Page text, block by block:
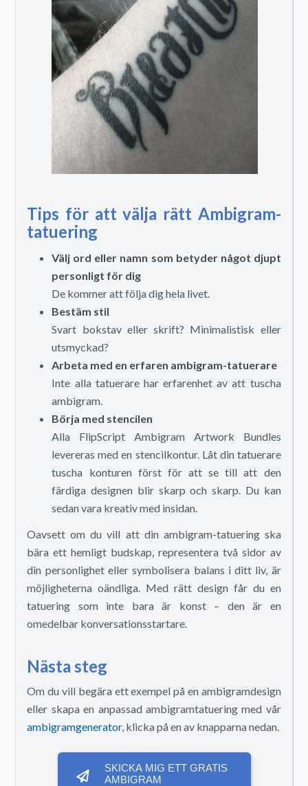
Tips för att välja rätt Ambigram-
tatuering
Välj ord eller namn som betyder något djupt
personligt för dig
De kommer att följa dig hela livet.
Bestäm stil
Svart bokstav eller skrift? Minimalistisk eller
utsmyckad?
Arbeta med en erfaren ambigram-tatuerare
Inte alla tatuerare har erfarenhet av att tuscha
ambigram.
Börja med stencilen
Alla FlipScript Ambigram Artwork Bundles
levereras med en stencilkontur. Låt din tatuerare
tuscha konturen först för att se till att den
färdiga designen blir skarp och skarp. Du kan
sedan vara kreativ med insidan.
Oavsett om du vill att din ambigram-tatuering ska
bära ett hemligt budskap, representera två sidor av
din personlighet eller symbolisera balans i ditt liv, är
möjligheterna oändliga. Med rätt design får du en
tatuering som inte bara är konst – den är en
omedelbar konversationsstartare.
Nästa steg
Om du vill begära ett exempel på en ambigramdesign
eller skapa en anpassad ambigramtatuering med vår
ambigramgenerator, klicka på en av knapparna nedan.
SKICKA MIG ETT GRATIS
AMBIGRAM